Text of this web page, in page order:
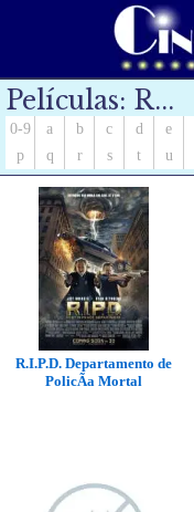
Películas: R...
0-9 a b c d e
p
q r s t u
R.I.P.D. Departamento de
PolicÃ­a Mortal